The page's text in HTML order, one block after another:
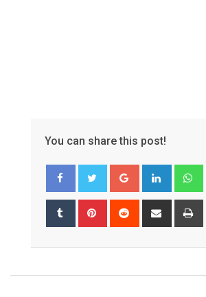
You can share this post!
Google+ LinkedIn
Tumblr Pinterest Reddit
Share